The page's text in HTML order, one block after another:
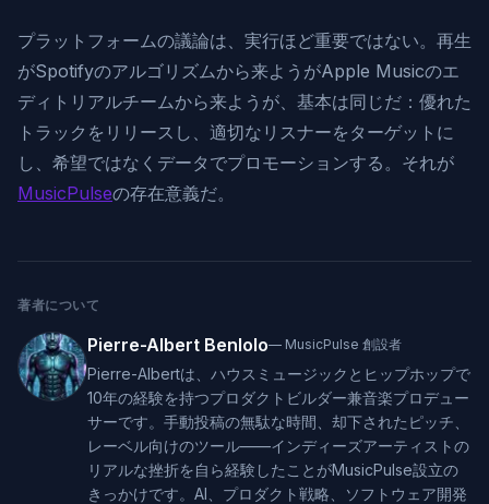
プラットフォームの議論は、実行ほど重要ではない。再生
がSpotifyのアルゴリズムから来ようがApple Musicのエ
ディトリアルチームから来ようが、基本は同じだ：優れた
トラックをリリースし、適切なリスナーをターゲットに
し、希望ではなくデータでプロモーションする。それが
MusicPulseの存在意義だ。
著者について
Pierre-Albert Benlolo— MusicPulse 創設者
Pierre-Albertは、ハウスミュージックとヒップホップで
10年の経験を持つプロダクトビルダー兼音楽プロデュー
サーです。手動投稿の無駄な時間、却下されたピッチ、
レーベル向けのツール——インディーズアーティストの
リアルな挫折を自ら経験したことがMusicPulse設立の
きっかけです。AI、プロダクト戦略、ソフトウェア開発